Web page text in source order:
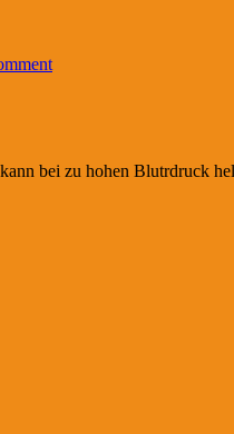
bei zu hohen Blutrdruck